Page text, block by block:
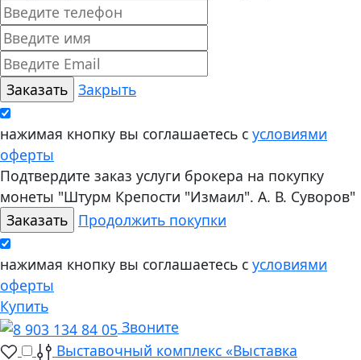
Закрыть
нажимая кнопку вы соглашаетесь с условиями
оферты
Подтвердите заказ услуги брокера на покупку
монеты "Штурм Крепости "Измаил". А. В. Суворов"
Продолжить покупки
нажимая кнопку вы соглашаетесь с условиями
оферты
Купить
Звоните
Выставочный комплекс «Выставка